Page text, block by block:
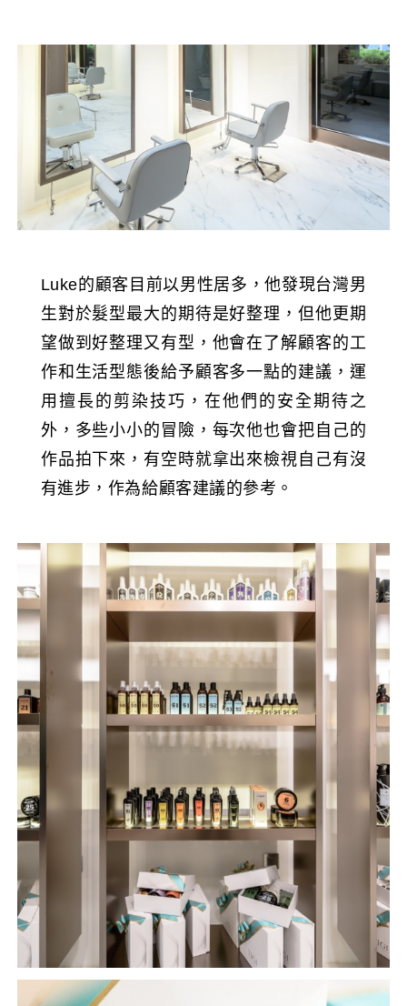
Luke的顧客目前以男性居多，他發現台灣男
生對於髮型最大的期待是好整理，但他更期
望做到好整理又有型，他會在了解顧客的工
作和生活型態後給予顧客多一點的建議，運
用擅長的剪染技巧，在他們的安全期待之
外，多些小小的冒險，每次他也會把自己的
作品拍下來，有空時就拿出來檢視自己有沒
有進步，作為給顧客建議的參考。